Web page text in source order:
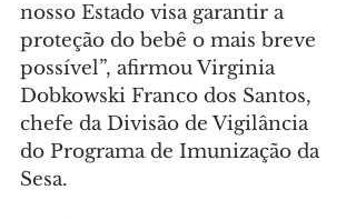
nosso Estado visa garantir a
proteção do bebê o mais breve
possível”, afirmou Virginia
Dobkowski Franco dos Santos,
chefe da Divisão de Vigilância
do Programa de Imunização da
Sesa.